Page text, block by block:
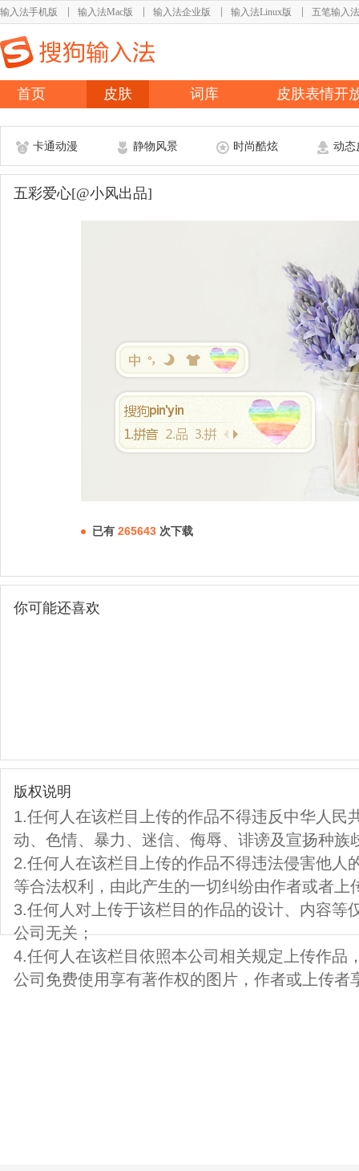
输入法手机版 输入法Mac版 输入法企业版 输入法Linux版 五笔输入法
首页 皮肤 词库 皮肤表情开
卡通动漫 静物风景 时尚酷炫 动态
五彩爱心[@小风出品]
已有 265643 次下载
你可能还喜欢
版权说明
1.任何人在该栏目上传的作品不得违反中华人民
动、色情、暴力、迷信、侮辱、诽谤及宣扬种族
2.任何人在该栏目上传的作品不得违法侵害他人
等合法权利，由此产生的一切纠纷由作者或者上
3.任何人对上传于该栏目的作品的设计、内容等
公司无关；
4.任何人在该栏目依照本公司相关规定上传作品
公司免费使用享有著作权的图片，作者或上传者